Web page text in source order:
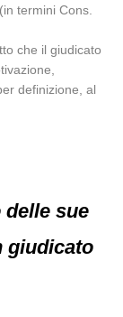
termini Cons.
che il giudicato
definizione, al
delle sue
giudicato